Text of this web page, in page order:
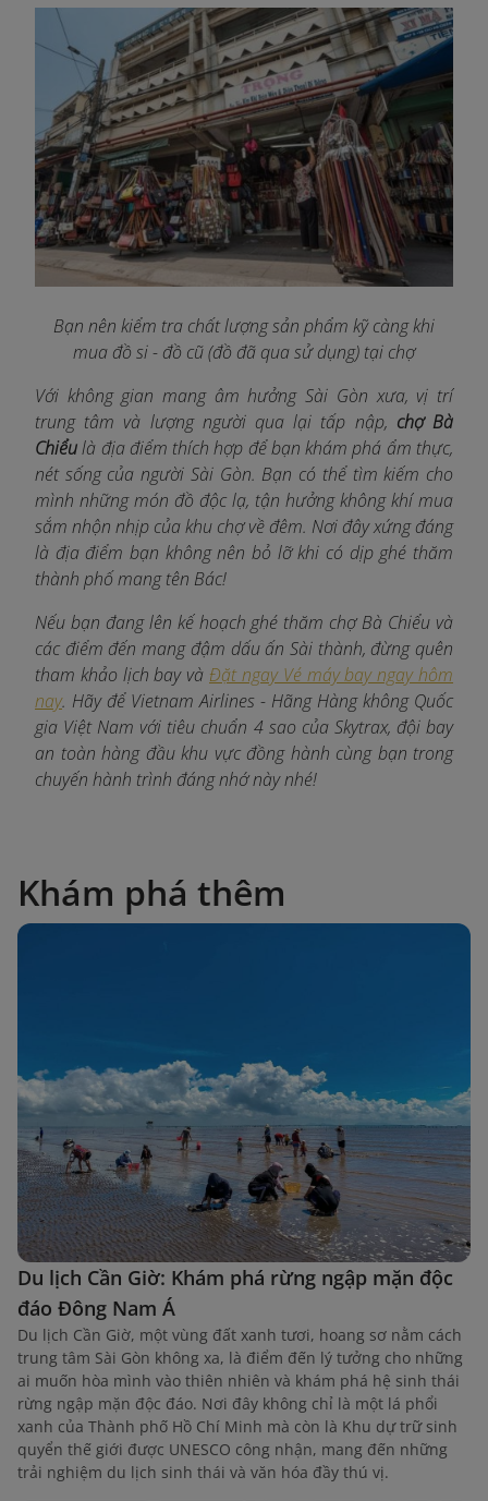
Bạn nên kiểm tra chất lượng sản phẩm kỹ càng khi
mua đồ si - đồ cũ (đồ đã qua sử dụng) tại chợ
Với không gian mang âm hưởng Sài Gòn xưa, vị trí
trung tâm và lượng người qua lại tấp nập, chợ Bà
Chiểulà địa điểm thích hợp để bạn khám phá ẩm thực,
nét sống của người Sài Gòn. Bạn có thể tìm kiếm cho
mình những món đồ độc lạ, tận hưởng không khí mua
sắm nhộn nhịp của khu chợ về đêm. Nơi đây xứng đáng
là địa điểm bạn không nên bỏ lỡ khi có dịp ghé thăm
thành phố mang tên Bác!
Nếu bạn đang lên kế hoạch ghé thăm chợ Bà Chiểu và
các điểm đến mang đậm dấu ấn Sài thành, đừng quên
tham khảo lịch bay và Đặt ngay Vé máy bay ngay hôm
nay. Hãy để Vietnam Airlines - Hãng Hàng không Quốc
gia Việt Nam với tiêu chuẩn 4 sao của Skytrax, đội bay
an toàn hàng đầu khu vực đồng hành cùng bạn trong
chuyến hành trình đáng nhớ này nhé!
Khám phá thêm
Du lịch Cần Giờ: Khám phá rừng ngập mặn độc
đáo Đông Nam Á
Du lịch Cần Giờ, một vùng đất xanh tươi, hoang sơ nằm cách
trung tâm Sài Gòn không xa, là điểm đến lý tưởng cho những
ai muốn hòa mình vào thiên nhiên và khám phá hệ sinh thái
rừng ngập mặn độc đáo. Nơi đây không chỉ là một lá phổi
xanh của Thành phố Hồ Chí Minh mà còn là Khu dự trữ sinh
quyển thế giới được UNESCO công nhận, mang đến những
trải nghiệm du lịch sinh thái và văn hóa đầy thú vị.